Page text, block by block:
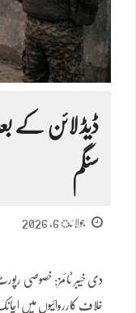
ڈیڈ لائن کے
سنگم
جولائ 6, 2026
دی خیبر ٹائمز: خصوصی
خلاف کارروائیوں میں